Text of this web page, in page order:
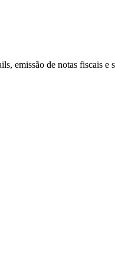
emissão de notas fiscais